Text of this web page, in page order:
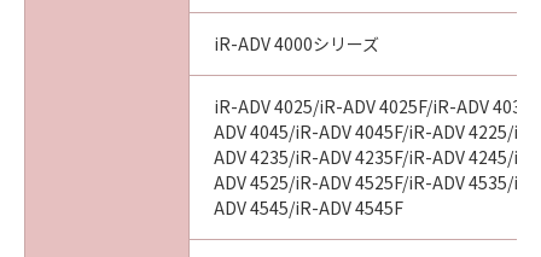
iR-ADV 4000シリーズ
iR-ADV 4025/iR-ADV 4025F/iR-ADV
ADV 4045/iR-ADV 4045F/iR-ADV 4225/
ADV 4235/iR-ADV 4235F/iR-ADV 4245/
ADV 4525/iR-ADV 4525F/iR-ADV 4535/
ADV 4545/iR-ADV 4545F